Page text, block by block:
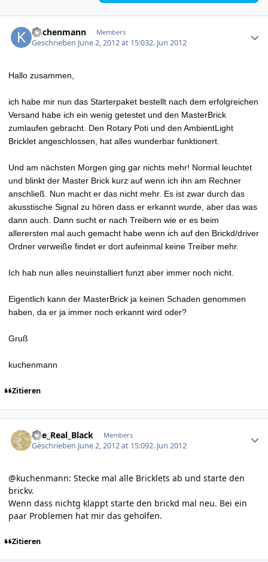
kuchenmann Members
Geschrieben June 2, 2012 at 15:032. Jun 2012
Hallo zusammen,
ich habe mir nun das Starterpaket bestellt nach dem erfolgreichen
Versand habe ich ein wenig getestet und den MasterBrick
zumlaufen gebracht. Den Rotary Poti und den AmbientLight
Bricklet angeschlossen, hat alles wunderbar funktionert.
Und am nächsten Morgen ging gar nichts mehr! Normal leuchtet
und blinkt der Master Brick kurz auf wenn ich ihn am Rechner
anschließ. Nun macht er das nicht mehr. Es ist zwar durch das
akusstische Signal zu hören dass er erkannt wurde, aber das was
dann auch. Dann sucht er nach Treibern wie er es beim
allerersten mal auch gemacht habe wenn ich auf den Brickd/driver
Ordner verweiße findet er dort aufeinmal keine Treiber mehr.
Ich hab nun alles neuinstalliert funzt aber immer noch nicht.
Eigentlich kann der MasterBrick ja keinen Schaden genommen
haben, da er ja immer noch erkannt wird oder?
Gruß
kuchenmann
Zitieren
The_Real_Black Members
Geschrieben June 2, 2012 at 15:092. Jun 2012
@kuchenmann: Stecke mal alle Bricklets ab und starte den
brickv.
Wenn dass nichtg klappt starte den brickd mal neu. Bei ein
paar Problemen hat mir das geholfen.
Zitieren